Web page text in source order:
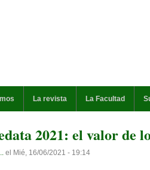
La revista La Facultad
2021: el valor de
el Mié, 16/06/2021 - 19:14